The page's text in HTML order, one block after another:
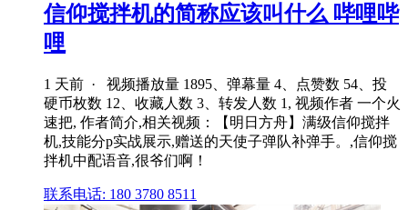
信仰搅拌机的简称应该叫什么 哔哩哔
哩
1 天前 · 视频播放量 1895、弹幕量 4、点赞数 54、投
硬币枚数 12、收藏人数 3、转发人数 1, 视频作者 一个火
速把, 作者简介,相关视频：【明日方舟】满级信仰搅拌
机,技能分p实战展示,赠送的天使子弹队补弹手。,信仰搅
拌机中配语音,很爷们啊！
联系电话: 180 3780 8511